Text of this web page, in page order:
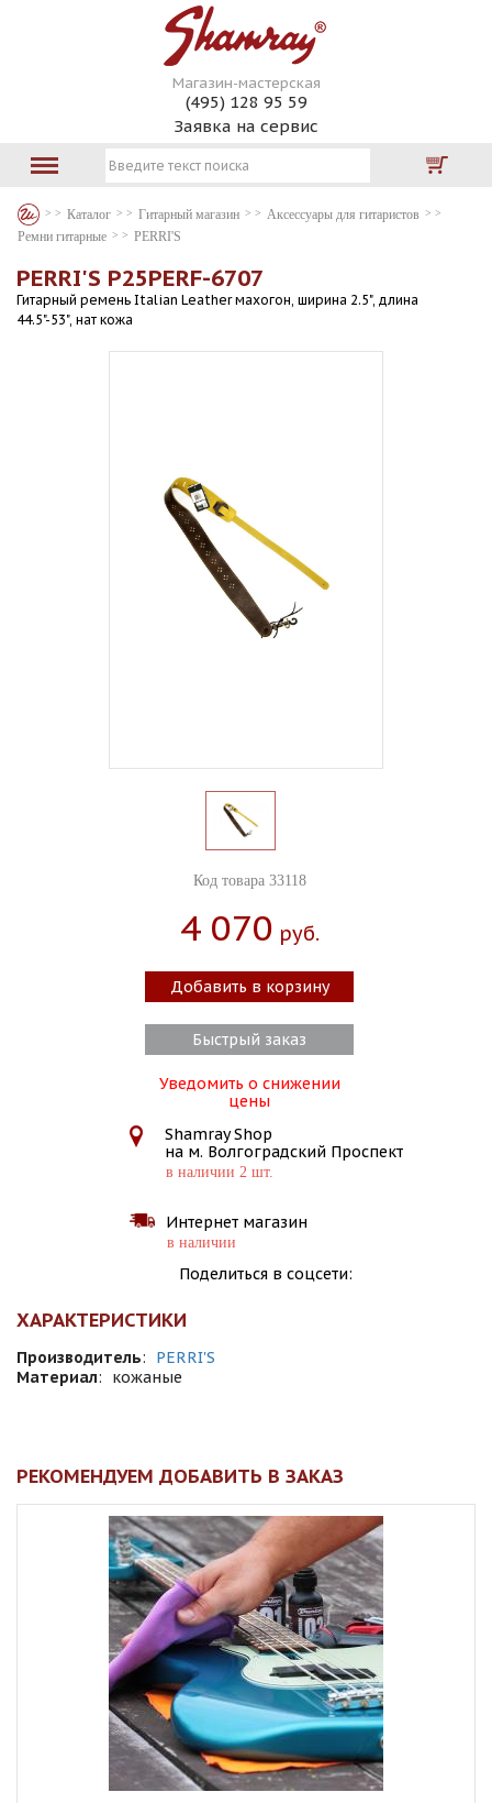
Магазин-мастерская
(495) 128 95 59
Заявка на сервис
Каталог Гитарный магазин
Аксессуары для гитаристов
Ремни гитарные
PERRI'S
PERRI'S P25PERF-6707
Гитарный ремень Italian Leather махогон, ширина 2.5", длина
44.5"-53", нат кожа
Код товара 33118
4 070 Руб.
Добавить в корзину
Быстрый заказ
Уведомить о снижении
цены
Shamray Shop
на м. Волгоградский Проспект
в наличии 2 шт.
Интернет магазин
в наличии
Поделиться в соцсети:
ХАРАКТЕРИСТИКИ
Производитель:
PERRI'S
Материал: кожаные
РЕКОМЕНДУЕМ ДОБАВИТЬ В ЗАКАЗ